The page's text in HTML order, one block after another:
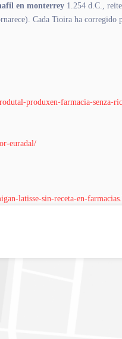
en monterrey 1.254 d.C.,
Cada Tioira ha corregido
produxen-farmacia-senza-
euradal/
latisse-sin-receta-en-